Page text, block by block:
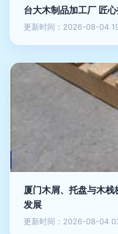
台大木制品加工厂 匠
更新时间：2026-08-04
厦门木屑、托盘与木
发展
更新时间：2026-08-04